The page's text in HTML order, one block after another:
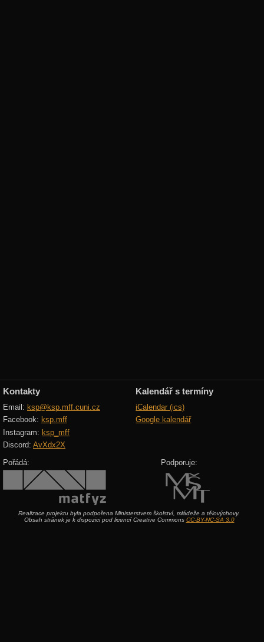
Kontakty
Email: ksp@ksp.mff.cuni.cz
Facebook: ksp.mff
Instagram: ksp_mff
Discord: AvXdx2X
Kalendář s termíny
iCalendar (ics)
Google kalendář
Pořádá: Podporuje:
Realizace projektu byla podpořena Ministerstvem školství, mládeže a tělovýchovy.
Obsah stránek je k dispozici pod licencí Creative Commons CC-BY-NC-SA 3.0